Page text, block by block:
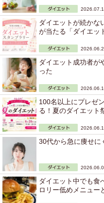
ダイエットが続かな
が当たる「ダイエッ
ダイエット成功者が
った
100名以上にプレゼ
る！夏のダイエット
30代から急に痩せに
ダイエット中でも食
ロリー低めメニュー